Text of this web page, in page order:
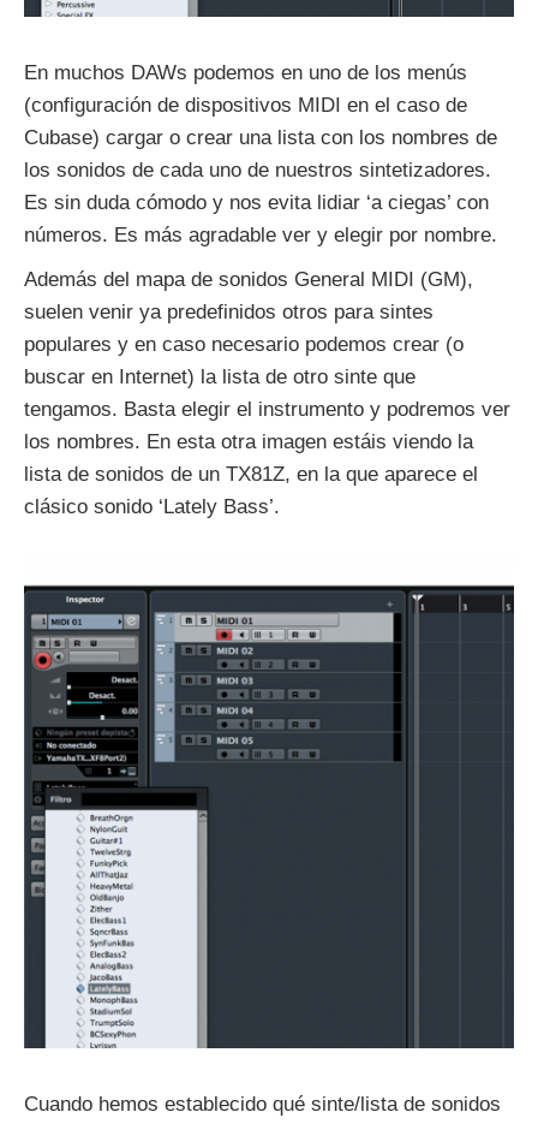
En muchos DAWs podemos en uno de los menús
(configuración de dispositivos MIDI en el caso de
Cubase) cargar o crear una lista con los nombres de
los sonidos de cada uno de nuestros sintetizadores.
Es sin duda cómodo y nos evita lidiar ‘a ciegas’ con
números. Es más agradable ver y elegir por nombre.
Además del mapa de sonidos General MIDI (GM),
suelen venir ya predefinidos otros para sintes
populares y en caso necesario podemos crear (o
buscar en Internet) la lista de otro sinte que
tengamos. Basta elegir el instrumento y podremos ver
los nombres. En esta otra imagen estáis viendo la
lista de sonidos de un TX81Z, en la que aparece el
clásico sonido ‘Lately Bass’.
Cuando hemos establecido qué sinte/lista de sonidos